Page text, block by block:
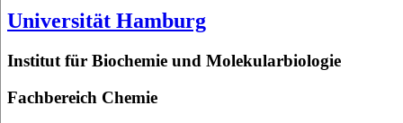
Universität Hamburg
Institut für Biochemie und Molekularbiologie
Fachbereich Chemie